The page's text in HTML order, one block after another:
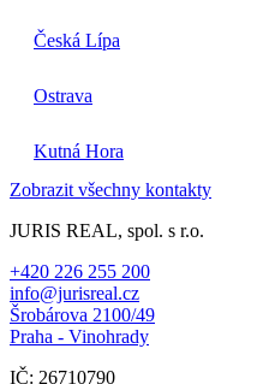
Česká Lípa
Ostrava
Kutná Hora
Zobrazit všechny kontakty
JURIS REAL, spol. s r.o.
+420 226 255 200
info@jurisreal.cz
Šrobárova 2100/49
Praha - Vinohrady
IČ: 26710790